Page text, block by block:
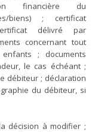
financière du
biens) ; certificat
délivré par
concernant tout
; documents
le cas échéant ;
débiteur ; déclaration
du débiteur, si
décision à modifier ;